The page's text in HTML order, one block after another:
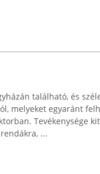
található, és
melyeket egyaránt
Tevékenysége
...